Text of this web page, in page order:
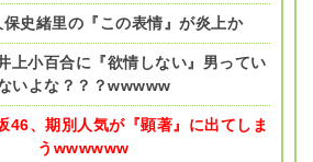
保史緒里の『この表情』が炎上か
上小百合に『欲情しない』男ってい
いよな？？？wwwww
46、期別人気が『顕著』に出てしま
うwwwwww